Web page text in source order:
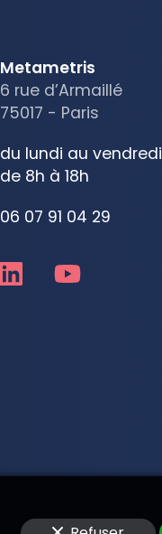
Metametris
6 rue d’Armaillé
75017 - Paris
du lundi au vendredi
de 8h à 18h
06 07 91 04 29